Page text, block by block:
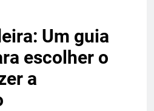
Um guia
escolher o
a